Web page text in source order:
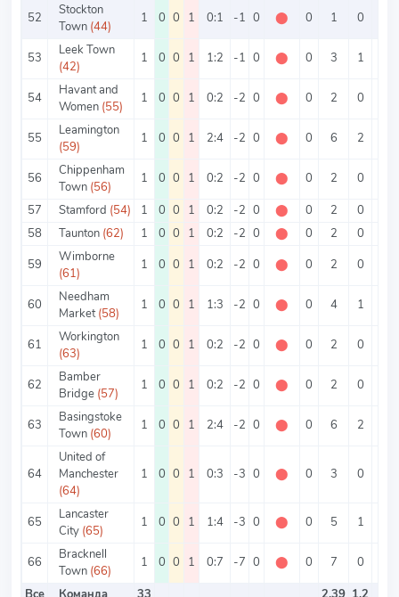
52
Stockton
Town (44)
1 0 0 1 0:1 -1 0 ⬤ 0 1 0
53
Leek Town
(42)
1 0 0 1 1:2 -1 0 ⬤ 0 3 1
54
Havant and
Women (55)
1 0 0 1 0:2 -2 0 ⬤ 0 2 0
55
Leamington
(59)
1 0 0 1 2:4 -2 0 ⬤ 0 6 2
56
Chippenham
Town (56)
1 0 0 1 0:2 -2 0 ⬤ 0 2 0
57
Stamford (54) 1 0 0 1 0:2 -2 0 ⬤ 0 2 0
58
Taunton (62) 1 0 0 1 0:2 -2 0 ⬤ 0 2 0
59
Wimborne
(61)
1 0 0 1 0:2 -2 0 ⬤ 0 2 0
60
Needham
Market (58)
1 0 0 1 1:3 -2 0 ⬤ 0 4 1
61
Workington
(63)
1 0 0 1 0:2 -2 0 ⬤ 0 2 0
62
Bamber
Bridge (57)
1 0 0 1 0:2 -2 0 ⬤ 0 2 0
63
Basingstoke
Town (60)
1 0 0 1 2:4 -2 0 ⬤ 0 6 2
64
United of
Manchester
(64)
1 0 0 1 0:3 -3 0 ⬤ 0 3 0
65
Lancaster
City (65)
1 0 0 1 1:4 -3 0 ⬤ 0 5 1
66
Bracknell
Town (66)
1 0 0 1 0:7 -7 0 ⬤ 0 7 0